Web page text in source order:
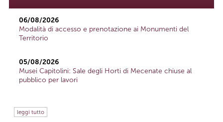
06/08/2026
Modalità di accesso e prenotazione ai Monumenti del
Territorio
05/08/2026
Musei Capitolini: Sale degli Horti di Mecenate chiuse al
pubblico per lavori
leggi tutto